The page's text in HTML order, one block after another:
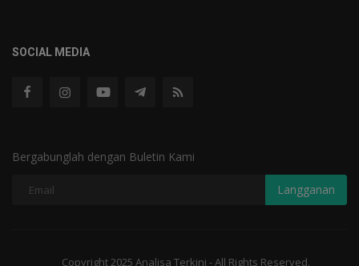
SOCIAL MEDIA
Bergabunglah dengan Buletin Kami
Langganan
Copyright 2025 Analisa Terkini - All Rights Reserved.